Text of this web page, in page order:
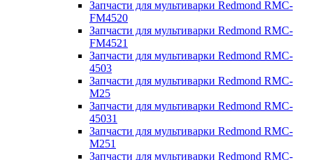
Запчасти для мультиварки Redmond RMC-
FM4520
Запчасти для мультиварки Redmond RMC-
FM4521
Запчасти для мультиварки Redmond RMC-
4503
Запчасти для мультиварки Redmond RMC-
M25
Запчасти для мультиварки Redmond RMC-
45031
Запчасти для мультиварки Redmond RMC-
M251
Запчасти для мультиварки Redmond RMC-